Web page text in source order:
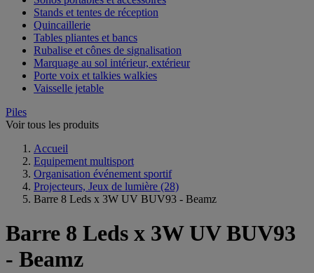
Stands et tentes de réception
Quincaillerie
Tables pliantes et bancs
Rubalise et cônes de signalisation
Marquage au sol intérieur, extérieur
Porte voix et talkies walkies
Vaisselle jetable
Piles
Voir tous les produits
Accueil
Equipement multisport
Organisation événement sportif
Projecteurs, Jeux de lumière (28)
Barre 8 Leds x 3W UV BUV93 - Beamz
Barre 8 Leds x 3W UV BUV93
- Beamz